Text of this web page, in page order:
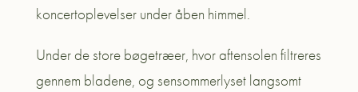
koncertoplevelser under åben himmel.
Under de store bøgetræer, hvor aftensolen filtreres
gennem bladene, og sensommerlyset langsomt